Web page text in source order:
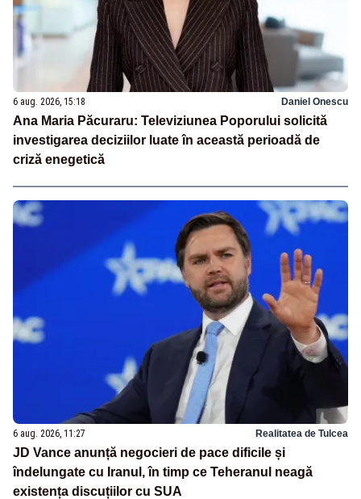
6 aug. 2026, 15:18 Daniel Onescu
Ana Maria Păcuraru: Televiziunea Poporului solicită
investigarea deciziilor luate în această perioadă de
criză enegetică
6 aug. 2026, 11:27 Realitatea de Tulcea
JD Vance anunță negocieri de pace dificile și
îndelungate cu Iranul, în timp ce Teheranul neagă
existența discuțiilor cu SUA